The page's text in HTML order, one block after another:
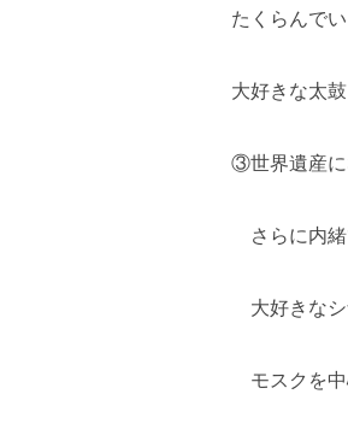
たくらんでい
大好きな太
③世界遺産に
さらに内緒
大好きなシ
モスクを中